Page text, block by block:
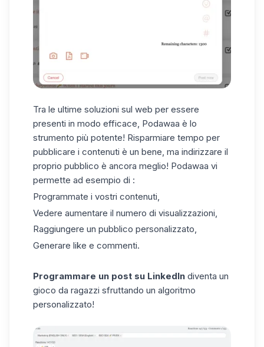
Tra le ultime soluzioni sul web per essere
presenti in modo efficace, Podawaa è lo
strumento più potente! Risparmiare tempo per
pubblicare i contenuti è un bene, ma indirizzare il
proprio pubblico è ancora meglio! Podawaa vi
permette ad esempio di :
Programmate i vostri contenuti,
Vedere aumentare il numero di visualizzazioni,
Raggiungere un pubblico personalizzato,
Generare like e commenti.
Programmare un post su LinkedIn diventa un
gioco da ragazzi sfruttando un algoritmo
personalizzato!